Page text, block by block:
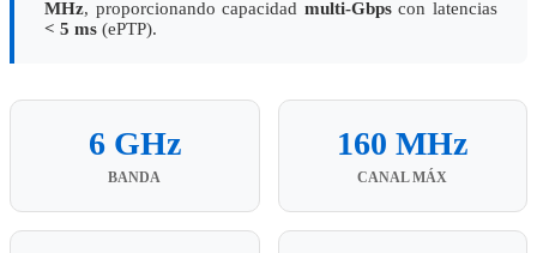
MHz, proporcionando capacidad multi-Gbpscon latencias
< 5 ms (ePTP).
6 GHz
BANDA
160 MHz
CANAL MÁX